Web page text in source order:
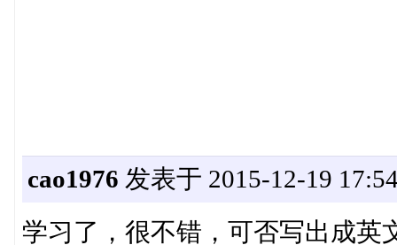
cao1976 发表于 2015-12-19
学习了，很不错，可否写出成英